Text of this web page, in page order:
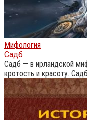
Мифология
Садб
Садб — в ирландской
кротость и красоту.